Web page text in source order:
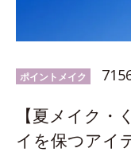
ポイントメイク
【夏メイク・
イを保つアイ